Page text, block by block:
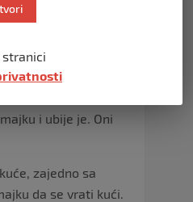
kod sebe.
biciklom.
i ubije je. Oni
zajedno sa
da se vrati kući.
stranici